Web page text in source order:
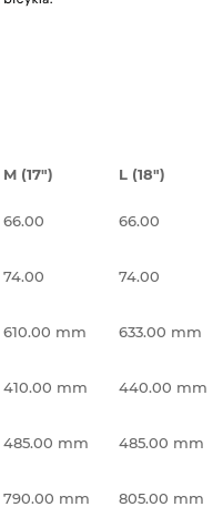
M (17") L (18")
66.00 66.00
74.00 74.00
610.00 mm 633.00 mm
410.00 mm 440.00 mm
485.00 mm 485.00 mm
790.00 mm 805.00 mm